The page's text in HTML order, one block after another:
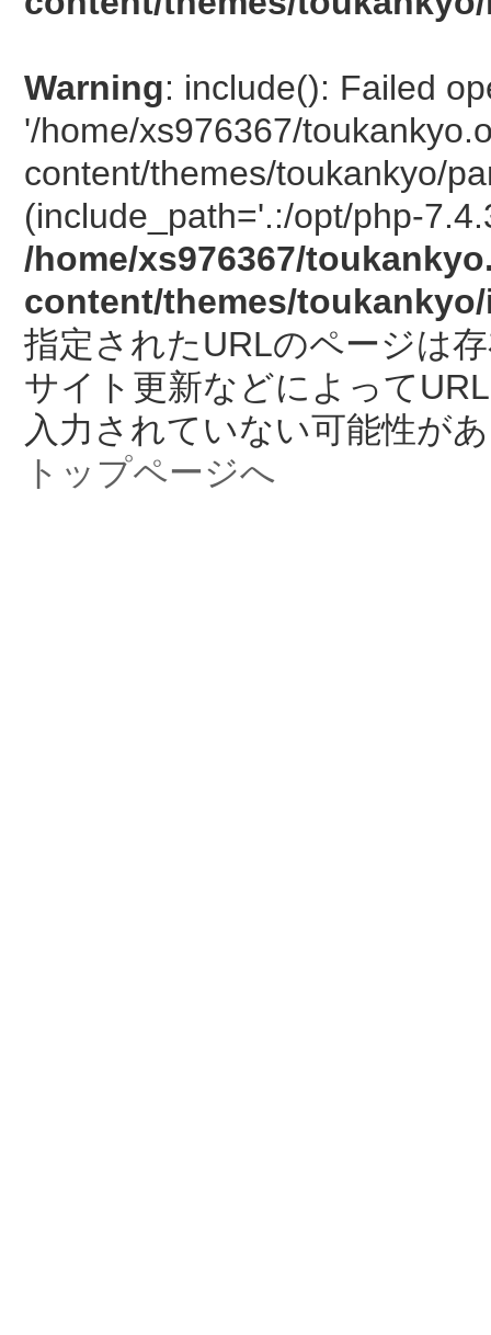
Warning: include(): Failed
'/home/xs976367/
content/themes/toukankyo/
(include_path='.:/opt/php-
/home/xs976367/
content/themes/
指定されたURLのページは
サイト更新などによって
入力されていない可能性が
トップページへ